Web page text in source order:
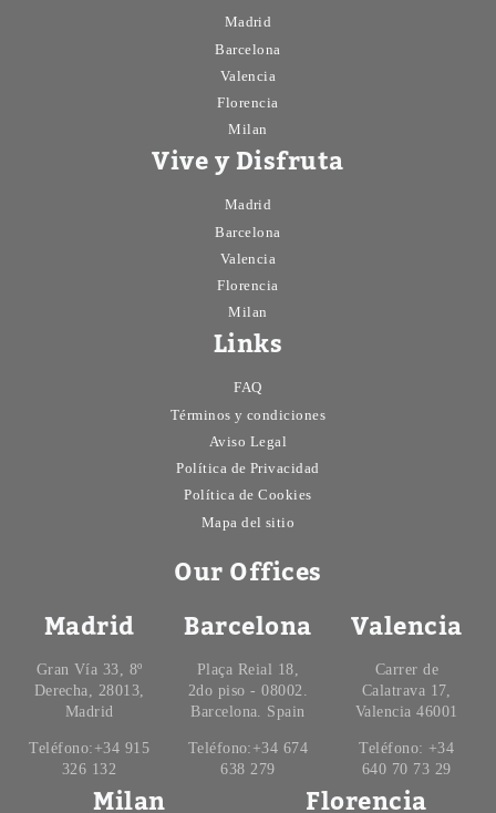
Madrid
Barcelona
Valencia
Florencia
Milan
Vive y Disfruta
Madrid
Barcelona
Valencia
Florencia
Milan
Links
FAQ
Términos y condiciones
Aviso Legal
Política de Privacidad
Política de Cookies
Mapa del sitio
Our Offices
Madrid
Gran Vía 33, 8º
Derecha, 28013,
Madrid
Teléfono:+34 915
326 132
Barcelona
Plaça Reial 18,
2do piso - 08002.
Barcelona. Spain
Teléfono:+34 674
638 279
Valencia
Carrer de
Calatrava 17,
Valencia 46001
Teléfono: +34
640 70 73 29
Milan Florencia